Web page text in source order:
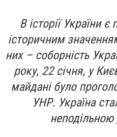
В історії України є
історичним
них – соборність
року, 22 січня, у
майдані було
УНР. Україна